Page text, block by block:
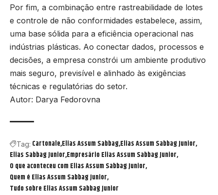
Por fim, a combinação entre rastreabilidade de lotes
e controle de não conformidades estabelece, assim,
uma base sólida para a eficiência operacional nas
indústrias plásticas. Ao conectar dados, processos e
decisões, a empresa constrói um ambiente produtivo
mais seguro, previsível e alinhado às exigências
técnicas e regulatórias do setor.
Autor: Darya Fedorovna
Tag: Cartonale Elias Assum Sabbag Elias Assum Sabbag Junior
Elias Sabbag Junior Empresário Elias Assum Sabbag Junior
O que aconteceu com Elias Assum Sabbag Junior
Quem é Elias Assum Sabbag Junior
Tudo sobre Elias Assum Sabbag Junior